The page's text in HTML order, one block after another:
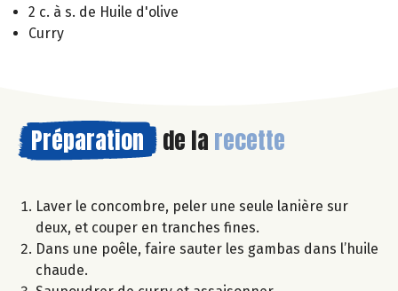
2 c. à s. de Huile d'olive
Curry
Préparation de la recette
Laver le concombre, peler une seule lanière sur
deux, et couper en tranches fines.
Dans une poêle, faire sauter les gambas dans l’huile
chaude.